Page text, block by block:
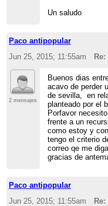
Un saludo
Paco antipopular
Jun 25, 2015; 11:55am
2 mensajes
Buenos dias
acavo de perder
de sevilla, en
planteado por el
Porfavor
frente a un
como estoy y
tengo el criterio
correo qe me
gracias de
Paco antipopular
Jun 25, 2015; 11:55am